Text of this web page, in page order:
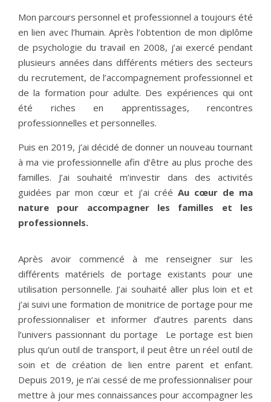
Mon parcours personnel et professionnel a toujours été
en lien avec l’humain. Après l’obtention de mon diplôme
de psychologie du travail en 2008, j’ai exercé pendant
plusieurs années dans différents métiers des secteurs
du recrutement, de l’accompagnement professionnel et
de la formation pour adulte. Des expériences qui ont
été riches en apprentissages, rencontres
professionnelles et personnelles.
Puis en 2019, j’ai décidé de donner un nouveau tournant
à ma vie professionnelle afin d’être au plus proche des
familles. J’ai souhaité m’investir dans des activités
guidées par mon cœur et j’ai créé Au cœur de ma
nature pour accompagner les familles et les
professionnels.
Après avoir commencé à me renseigner sur les
différents matériels de portage existants pour une
utilisation personnelle. J’ai souhaité aller plus loin et et
j’ai suivi une formation de monitrice de portage pour me
professionnaliser et informer d’autres parents dans
l’univers passionnant du portage
Le portage est bien
plus qu’un outil de transport, il peut être un réel outil de
soin et de création de lien entre parent et enfant.
Depuis 2019, je n’ai cessé de me professionnaliser pour
mettre à jour mes connaissances pour accompagner les